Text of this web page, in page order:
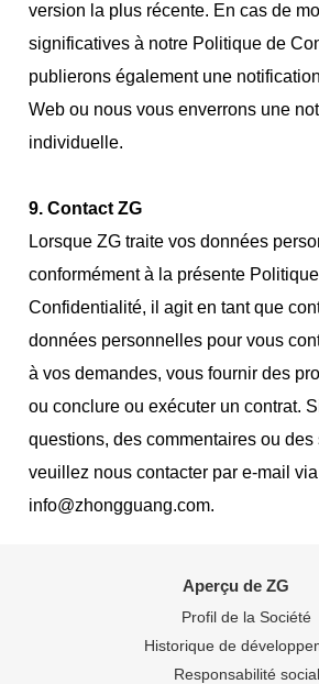
version la plus récente. En cas de
significatives à notre Politique de
publierons également une
Web ou nous vous enverrons une
individuelle.
9. Contact ZG
Lorsque ZG traite vos données
conformément à la présente
Confidentialité, il agit en tant que
données personnelles pour vous
à vos demandes, vous fournir des
ou conclure ou exécuter un contrat.
questions, des commentaires ou des
veuillez nous contacter par e-mail via
info@zhongguang.com.
Aperçu de ZG
Profil de la Société
Historique de
Responsabilité social